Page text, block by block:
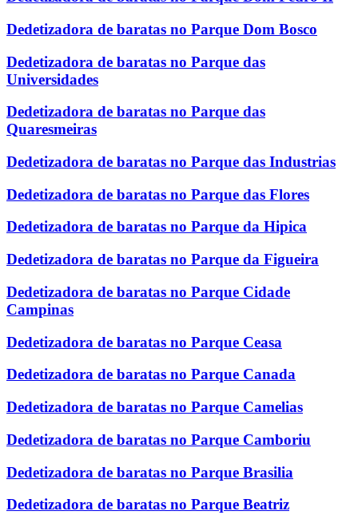
Dedetizadora de baratas no Parque Dom Bosco
Dedetizadora de baratas no Parque das
Universidades
Dedetizadora de baratas no Parque das
Quaresmeiras
Dedetizadora de baratas no Parque das Industrias
Dedetizadora de baratas no Parque das Flores
Dedetizadora de baratas no Parque da Hipica
Dedetizadora de baratas no Parque da Figueira
Dedetizadora de baratas no Parque Cidade
Campinas
Dedetizadora de baratas no Parque Ceasa
Dedetizadora de baratas no Parque Canada
Dedetizadora de baratas no Parque Camelias
Dedetizadora de baratas no Parque Camboriu
Dedetizadora de baratas no Parque Brasilia
Dedetizadora de baratas no Parque Beatriz